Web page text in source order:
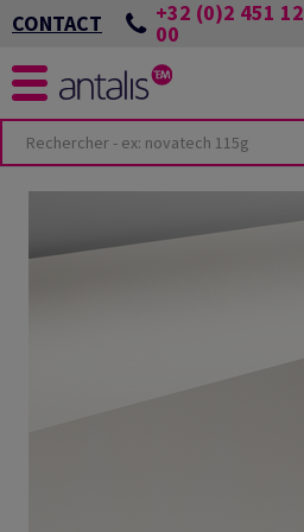
CONTACT +32 (0)2 451 12
00